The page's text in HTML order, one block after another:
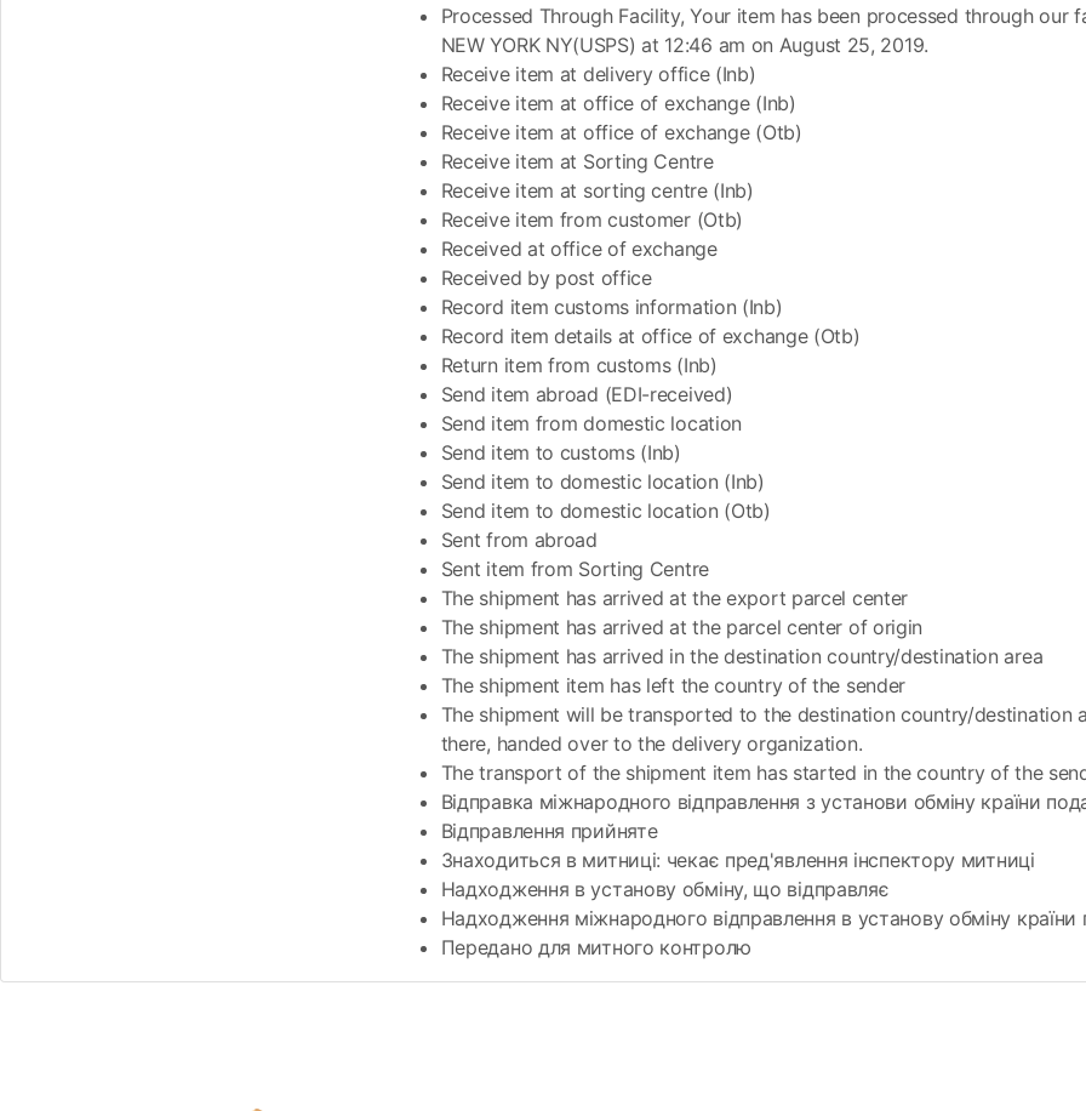
Processed Through Facility, Your item has been processed through our
NEW YORK NY(USPS) at 12:46 am on August 25, 2019.
Receive item at delivery office (Inb)
Receive item at office of exchange (Inb)
Receive item at office of exchange (Otb)
Receive item at Sorting Centre
Receive item at sorting centre (Inb)
Receive item from customer (Otb)
Received at office of exchange
Received by post office
Record item customs information (Inb)
Record item details at office of exchange (Otb)
Return item from customs (Inb)
Send item abroad (EDI-received)
Send item from domestic location
Send item to customs (Inb)
Send item to domestic location (Inb)
Send item to domestic location (Otb)
Sent from abroad
Sent item from Sorting Centre
The shipment has arrived at the export parcel center
The shipment has arrived at the parcel center of origin
The shipment has arrived in the destination country/destination area
The shipment item has left the country of the sender
The shipment will be transported to the destination country/destination
there, handed over to the delivery organization.
The transport of the shipment item has started in the country of the
Відправка міжнародного відправлення з установи обміну країни
Відправлення прийняте
Знаходиться в митниці: чекає пред'явлення інспектору митниці
Надходження в установу обміну, що відправляє
Надходження міжнародного відправлення в установу обміну країни
Передано для митного контролю